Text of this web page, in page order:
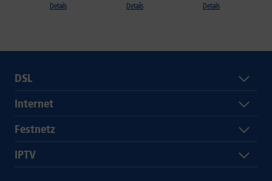
Details Details Details
DSL
Internet
Festnetz
IPTV